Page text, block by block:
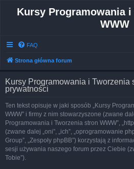
Kursy Programowania
WWW
FAQ
Strona główna forum
Kursy Programowania i Tworzenia
prywatności
Ten tekst opisuje w jaki sposób „Kursy
WWW” i firmy z nim stowarzyszone (zwane
Programowania i Tworzenia stron WWW”,
(zwane dalej „oni”, „ich”, „oprogramowanie
Group”, „Zespoły phpBB”) korzystają z
sesji używania naszego forum przez Ciebie
Tobie”).